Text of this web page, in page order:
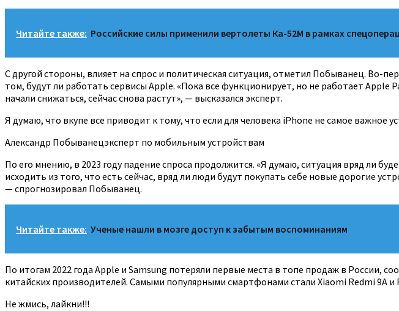
Читайте также: Российские силы применили вертолеты Ка-52М в рамках
С другой стороны, влияет на спрос и политическая ситуация, отметил Побыванец. Во-
том, будут ли работать сервисы Apple. «Пока все функционирует, но не работает
начали снижаться, сейчас снова растут», — высказался эксперт.
Я думаю, что вкупе все приводит к тому, что если для человека iPhone не самое важное
Александр Побыванецэксперт по мобильным устройствам
По его мнению, в 2023 году падение спроса продолжится. «Я думаю, ситуация вряд ли
исходить из того, что есть сейчас, вряд ли люди будут покупать себе новые дорогие
— спрогнозировал Побыванец.
Читайте также: Ученые нашли в мозге доступ к забытым воспоминаниям
По итогам 2022 года Apple и Samsung потеряли первые места в топе продаж в России,
китайских производителей. Самыми популярными смартфонами стали Xiaomi Redmi 9A и
Не жмись, лайкни!!!